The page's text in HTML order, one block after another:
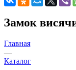
Замок
Главная
—
Каталог